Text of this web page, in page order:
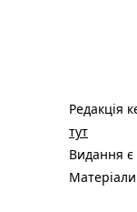
Редакція
тут
Видання